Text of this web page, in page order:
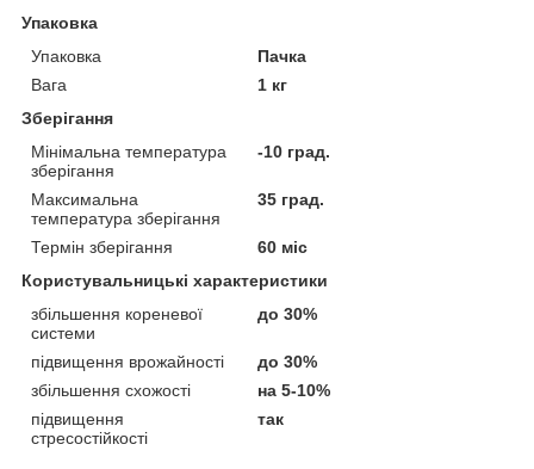
Упаковка
Упаковка
Пачка
Вага
1 кг
Зберігання
Мінімальна температура
зберігання
-10 град.
Максимальна
температура зберігання
35 град.
Термін зберігання
60 міс
Користувальницькі характеристики
збільшення кореневої
системи
до 30%
підвищення врожайності
до 30%
збільшення схожості
на 5-10%
підвищення
стресостійкості
так